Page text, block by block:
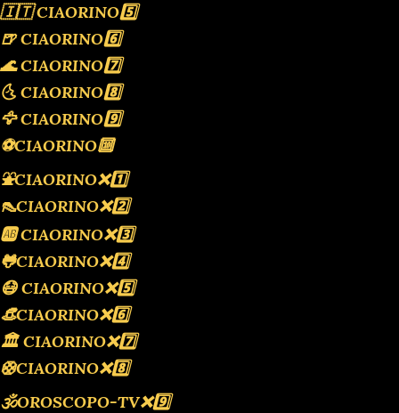
🇮🇹 CIAORINO5️⃣
🍺 CIAORINO6️⃣
🌊 CIAORINO7️⃣
🌜 CIAORINO8️⃣
🦅 CIAORINO9️⃣
⚽️CIAORINO🔟
⛲️CIAORINO❌️1️⃣
👠CIAORINO❌️2️⃣
🆎 CIAORINO❌️3️⃣
🐸CIAORINO❌️4️⃣
😷 CIAORINO❌️5️⃣
👒CIAORINO❌️6️⃣
🏛 CIAORINO❌️7️⃣
🛟CIAORINO❌️8️⃣
🕉OROSCOPO-TV❌️9️⃣